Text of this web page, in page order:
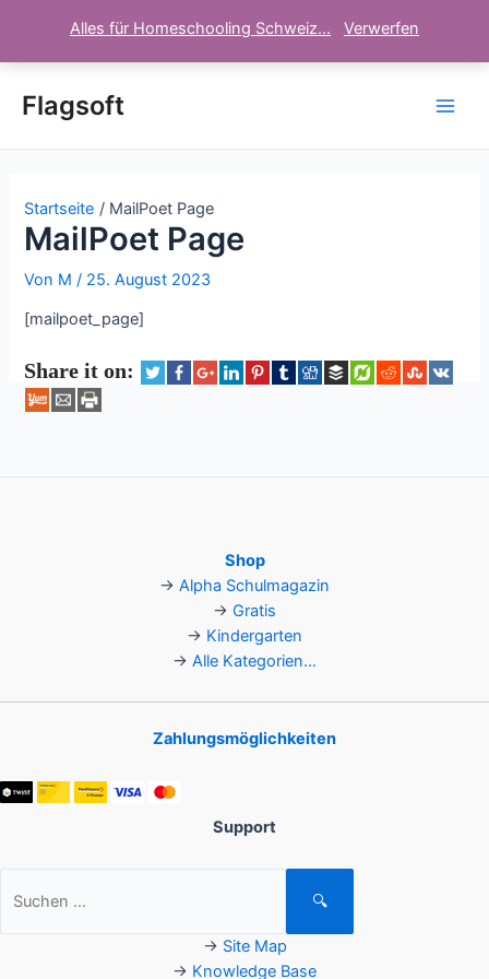
Alles für Homeschooling Schweiz... Verwerfen
Inhalt
springen
Flagsoft
Startseite MailPoet Page
MailPoet Page
Von M/ 25. August 2023
[mailpoet_page]
Share it on:
Shop
→ Alpha Schulmagazin
→ Gratis
→ Kindergarten
→ Alle Kategorien...
Zahlungsmöglichkeiten
Support
nach:
🔍
→ Site Map
→ Knowledge Base